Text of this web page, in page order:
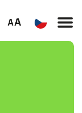
AA